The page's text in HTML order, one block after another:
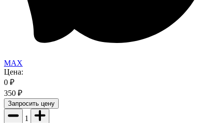
MAX
Цена:
0 ₽
350 ₽
Запросить цену
1